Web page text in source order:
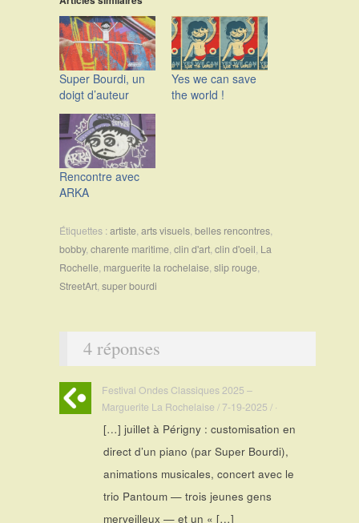
Super Bourdi, un
doigt d’auteur
Yes we can save
the world !
Rencontre avec
ARKA
Étiquettes :artiste,arts visuels,belles rencontres,
bobby,charente maritime,clin d'art,clin d'oeil, La
Rochelle, marguerite la rochelaise,slip rouge,
StreetArt,super bourdi
4 réponses
Festival Ondes Classiques 2025 –
Marguerite La Rochelaise / 7-19-2025 / ·
[…] juillet à Périgny : customisation en
direct d’un piano (par Super Bourdi),
animations musicales, concert avec le
trio Pantoum — trois jeunes gens
merveilleux — et un « […]